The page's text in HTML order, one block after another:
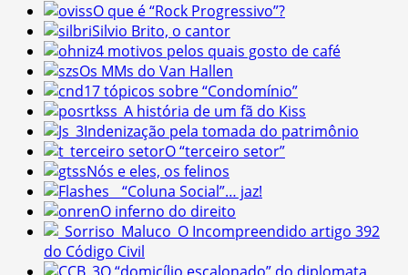
O que é “Rock Progressivo”?
Silvio Brito, o cantor
4 motivos pelos quais gosto de café
Os MMs do Van Hallen
17 tópicos sobre “Condomínio”
A história de um fã do Kiss
Indenização pela tomada do patrimônio
O “terceiro setor”
Nós e eles, os felinos
“Coluna Social”… jaz!
O inferno do direito
O Incompreendido artigo 392
do Código Civil